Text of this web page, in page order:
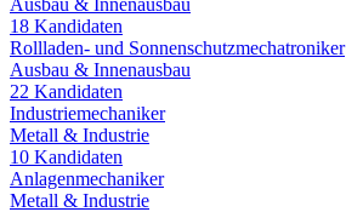
18 Kandidaten
Rollladen- und Sonnenschutzmechatroniker
Ausbau & Innenausbau
22 Kandidaten
Industriemechaniker
Metall & Industrie
10 Kandidaten
Anlagenmechaniker
Metall & Industrie